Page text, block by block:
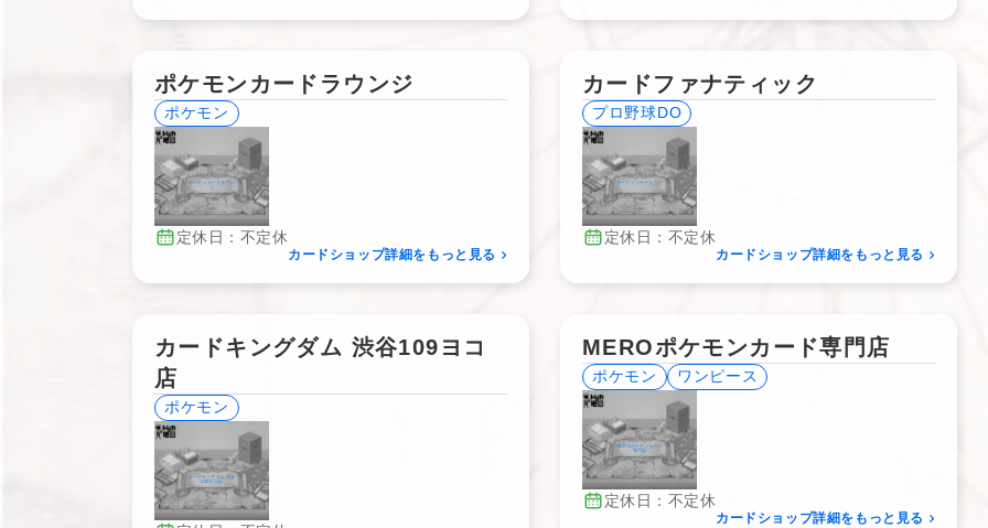
ポケモンカードラウンジ
ポケモン
ポケモンカードラウン
ジ
定休日：不定休
カードショップ詳細をもっと見る
カードファナティック
プロ野球DO
カードファナティック
定休日：不定休
カードショップ詳細をもっと見る
カードキングダム 渋谷109ヨコ
店
ポケモン
カードキングダム 渋谷
109ヨコ店
MEROポケモンカード専門店
ポケモン ワンピース
MEROポケモンカード
専門店
定休日：不定休
カードショップ詳細をもっと見る